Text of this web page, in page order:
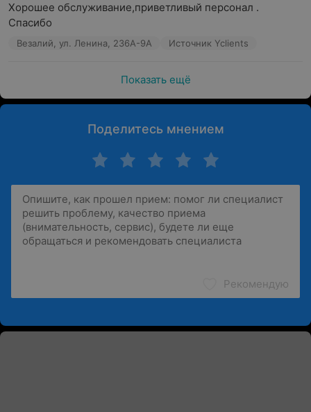
Хорошее обслуживание,приветливый персонал .
Спасибо
Везалий, ул. Ленина, 236А-9А Источник Yclients
Показать ещё
Поделитесь мнением
Рекомендую